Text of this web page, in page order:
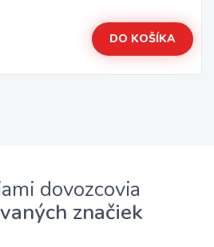
DO KOŠÍKA
dovozcovia
značiek